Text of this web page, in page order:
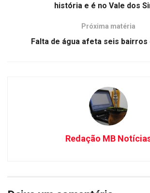
história e é no Vale dos
Próxima matéria
Falta de água afeta seis bairros
Redação MB